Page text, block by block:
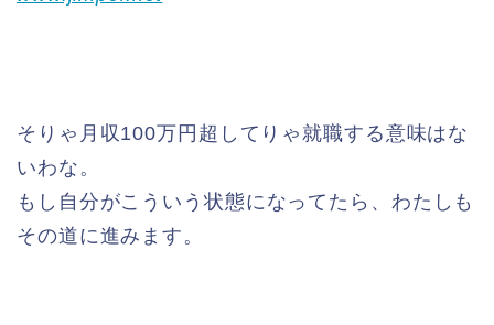
そりゃ月収100万円超してりゃ就職する意味はな
いわな。
もし自分がこういう状態になってたら、わたしも
その道に進みます。